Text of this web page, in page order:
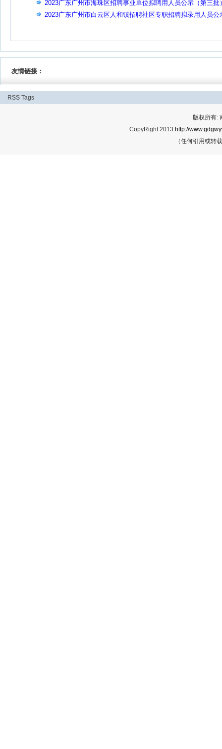
（第五批）
2023广东广州市海珠区招聘事业单位拟聘用人员公示（第三批
2023广东广州市白云区人和镇招聘社区专职招聘拟录用人员公
友情链接：
RSS Tags
版权所有:
CopyRight 2013 http://
（任何引用或转